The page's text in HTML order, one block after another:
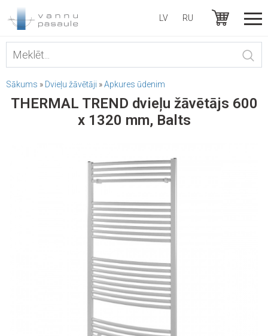
LV RU
Sākums » Dvieļu žāvētāji »Apkures ūdenim
THERMAL TREND dvieļu žāvētājs 600
x 1320 mm, Balts